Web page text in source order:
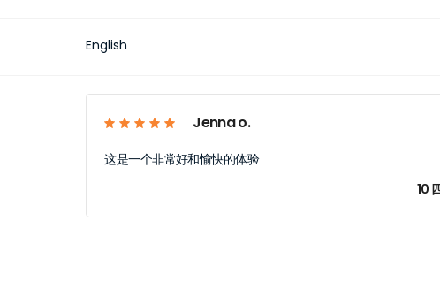
English
Jenna o.
这是一个非常好和愉快的体验
10